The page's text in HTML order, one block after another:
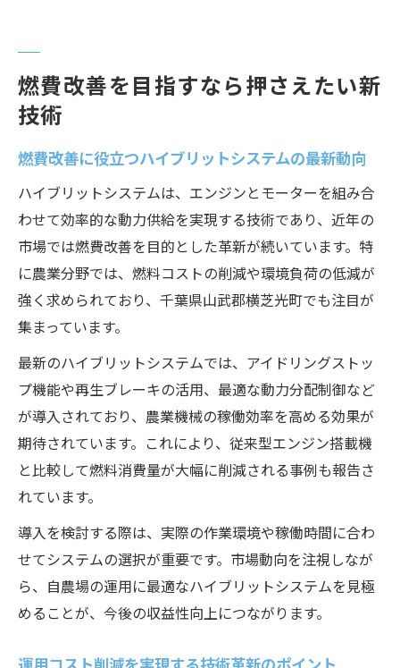
燃費改善を目指すなら押さえたい新
技術
燃費改善に役立つハイブリットシステムの最新動向
ハイブリットシステムは、エンジンとモーターを組み合
わせて効率的な動力供給を実現する技術であり、近年の
市場では燃費改善を目的とした革新が続いています。特
に農業分野では、燃料コストの削減や環境負荷の低減が
強く求められており、千葉県山武郡横芝光町でも注目が
集まっています。
最新のハイブリットシステムでは、アイドリングストッ
プ機能や再生ブレーキの活用、最適な動力分配制御など
が導入されており、農業機械の稼働効率を高める効果が
期待されています。これにより、従来型エンジン搭載機
と比較して燃料消費量が大幅に削減される事例も報告さ
れています。
導入を検討する際は、実際の作業環境や稼働時間に合わ
せてシステムの選択が重要です。市場動向を注視しなが
ら、自農場の運用に最適なハイブリットシステムを見極
めることが、今後の収益性向上につながります。